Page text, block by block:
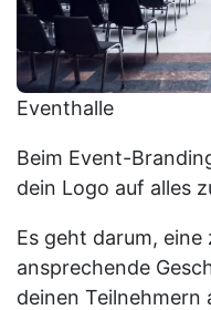
Eventhalle
Beim Event-
dein Logo auf alles
Es geht darum,
ansprechende
deinen Teilnehmern